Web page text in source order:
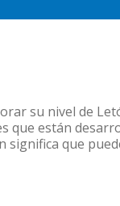
su nivel de
que están
significa que